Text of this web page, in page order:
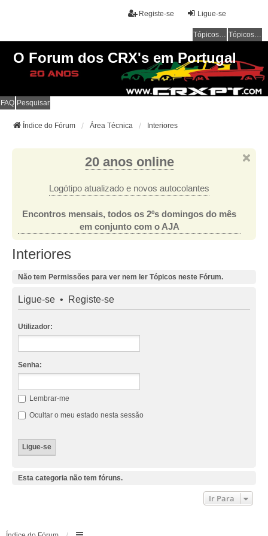
Ligue-se
Registe-se
Tópicos sem resposta Tópicos ativos
O Forum dos CRX's em Portugal
FAQ Pesquisar
Índice do Fórum Área Técnica Interiores
20 anos online
Logótipo atualizado e novos autocolantes
Encontros mensais, todos os 2ºs domingos do mês
em conjunto com o AJA
Interiores
Não tem Permissões para ver nem ler Tópicos neste Fórum.
Ligue-se • Registe-se
Utilizador:
Senha:
Lembrar-me
Ocultar o meu estado nesta sessão
Esta categoria não tem fóruns.
Ir Para